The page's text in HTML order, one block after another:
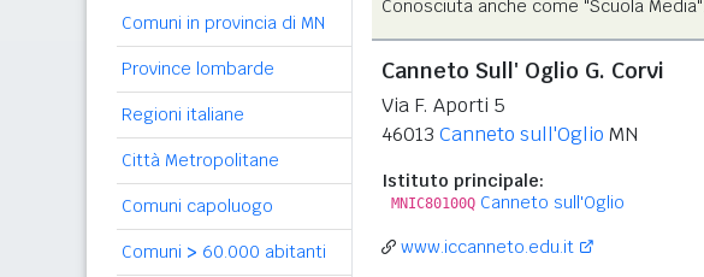
Comuni in provincia di MN
Province lombarde
Regioni italiane
Città Metropolitane
Comuni capoluogo
Comuni > 60.000 abitanti
Conosciuta anche come "Scuola
Canneto Sull' Oglio G. Corvi
Via F. Aporti 5
46013 Canneto sull'Oglio MN
Istituto principale:
MNIC80100Q Canneto sull'Oglio
www.iccanneto.edu.it